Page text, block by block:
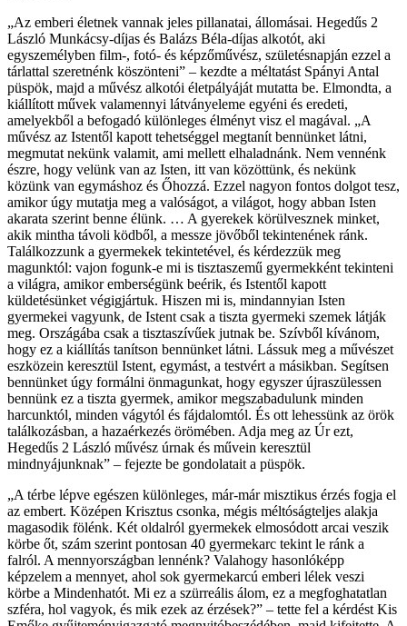
„Az emberi életnek vannak jeles pillanatai, állomásai. Hegedűs 2
László Munkácsy-díjas és Balázs Béla-díjas alkotót, aki
egyszemélyben film-, fotó- és képzőművész, születésnapján ezzel a
tárlattal szeretnénk köszönteni” – kezdte a méltatást Spányi Antal
püspök, majd a művész alkotói életpályáját mutatta be. Elmondta, a
kiállított művek valamennyi látványeleme egyéni és eredeti,
amelyekből a befogadó különleges élményt visz el magával. „A
művész az Istentől kapott tehetséggel megtanít bennünket látni,
megmutat nekünk valamit, ami mellett elhaladnánk. Nem vennénk
észre, hogy velünk van az Isten, itt van közöttünk, és nekünk
közünk van egymáshoz és Őhozzá. Ezzel nagyon fontos dolgot tesz,
amikor úgy mutatja meg a valóságot, a világot, hogy abban Isten
akarata szerint benne élünk. … A gyerekek körülvesznek minket,
akik mintha távoli ködből, a messze jövőből tekintenének ránk.
Találkozzunk a gyermekek tekintetével, és kérdezzük meg
magunktól: vajon fogunk-e mi is tisztaszemű gyermekként tekinteni
a világra, amikor emberségünk beérik, és Istentől kapott
küldetésünket végigjártuk. Hiszen mi is, mindannyian Isten
gyermekei vagyunk, de Istent csak a tiszta gyermeki szemek látják
meg. Országába csak a tisztaszívűek jutnak be. Szívből kívánom,
hogy ez a kiállítás tanítson bennünket látni. Lássuk meg a művészet
eszközein keresztül Istent, egymást, a testvért a másikban. Segítsen
bennünket úgy formálni önmagunkat, hogy egyszer újraszülessen
bennünk ez a tiszta gyermek, amikor megszabadulunk minden
harcunktól, minden vágytól és fájdalomtól. És ott lehessünk az örök
találkozásban, a hazaérkezés örömében. Adja meg az Úr ezt,
Hegedűs 2 László művész úrnak és művein keresztül
mindnyájunknak” – fejezte be gondolatait a püspök.
„A térbe lépve egészen különleges, már-már misztikus érzés fogja el
az embert. Középen Krisztus csonka, mégis méltóságteljes alakja
magasodik fölénk. Két oldalról gyermekek elmosódott arcai veszik
körbe őt, szám szerint pontosan 40 gyermekarc tekint le ránk a
falról. A mennyországban lennénk? Valahogy hasonlóképp
képzelem a mennyet, ahol sok gyermekarcú emberi lélek veszi
körbe a Mindenhatót. Mi ez a szürreális álom, ez a megfoghatatlan
szféra, hol vagyok, és mik ezek az érzések?” – tette fel a kérdést Kis